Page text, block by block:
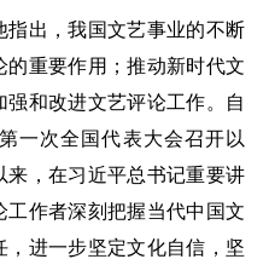
出，我国文艺事业的不断
重要作用；推动新时代文
和改进文艺评论工作。自
一次全国代表大会召开以
，在习近平总书记重要讲
作者深刻把握当代中国文
进一步坚定文化自信，坚